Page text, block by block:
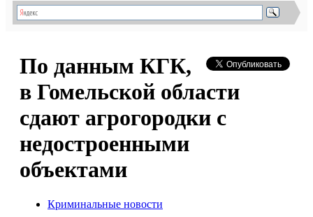
По данным КГК,
в Гомельской области
сдают агрогородки с
недостроенными
объектами
Криминальные новости